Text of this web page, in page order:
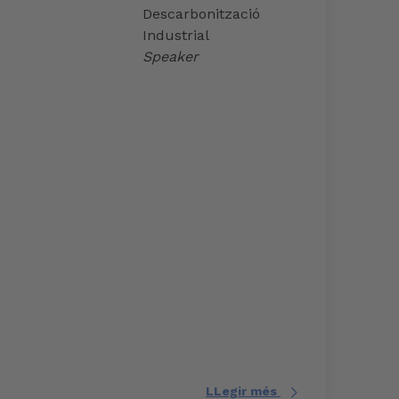
Descarbonització
Industrial
Speaker
LLegir més